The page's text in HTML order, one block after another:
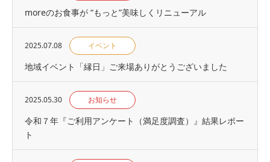
moreのお食事が “もっと”美味しくリニューアル
2025.07.08 イベント
地域イベント「縁⽇」ご来場ありがとうございました
2025.05.30 お知らせ
令和７年『ご利用アンケート（満足度調査）』結果レポー
ト